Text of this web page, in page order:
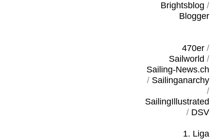
Brightsblog /
Blogger
470er/
Sailworld /
Sailing-News.ch
/ Sailinganarchy
/
SailingIllustrated
/ DSV
1. Liga